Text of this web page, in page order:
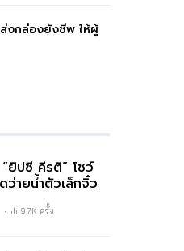
ส่งกล่องยังชีพ ให้ผู้
ยิปซี คีรติ” โชว์
ว่ายน้ำตัวเล็กจิ๋ว
9.7K ครั้ง